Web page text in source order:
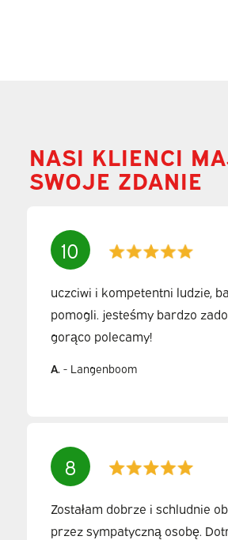
NASI KLIENCI
SWOJE ZDANIE
10
uczciwi i kompetentni ludzie,
pomogli. jesteśmy bardzo
gorąco polecamy!
A.- Langenboom
8
Zostałam dobrze i schludnie
przez sympatyczną osobę.